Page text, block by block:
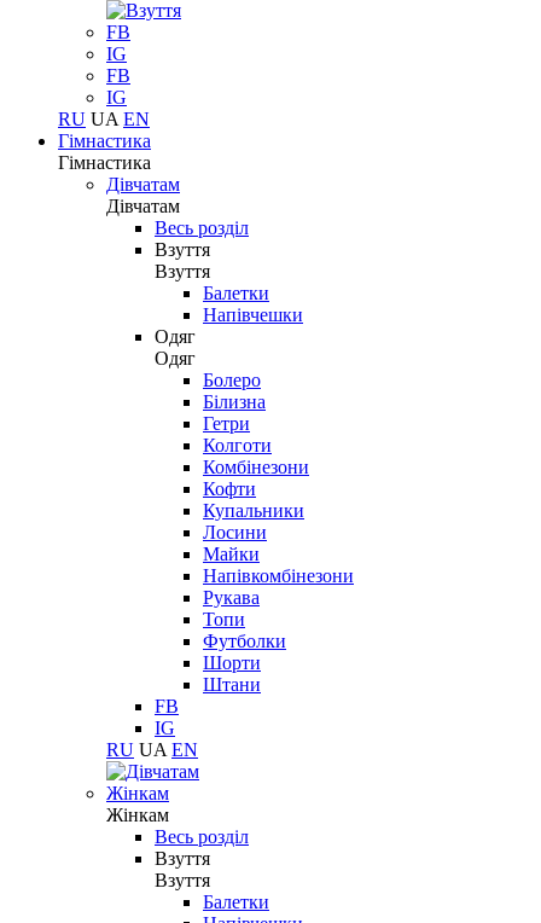
FB
IG
FB
IG
RU UA EN
Гімнастика
Гімнастика
Дівчатам
Дівчатам
Весь розділ
Взуття
Взуття
Балетки
Напівчешки
Одяг
Одяг
Болеро
Білизна
Гетри
Колготи
Комбінезони
Кофти
Купальники
Лосини
Майки
Напівкомбінезони
Рукава
Топи
Футболки
Шорти
Штани
FB
IG
RU UA EN
Жінкам
Жінкам
Весь розділ
Взуття
Взуття
Балетки